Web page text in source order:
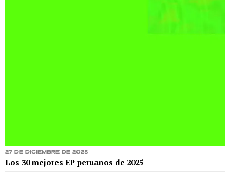
27 de diciembre de 2025
Los 30 mejores EP peruanos de 2025